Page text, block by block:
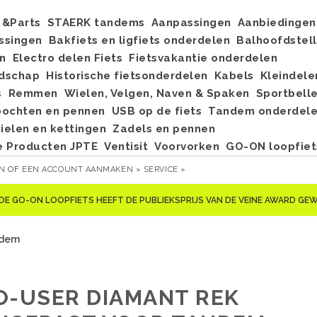
&Parts STAERK tandems Aanpassingen
Aanbiedingen
Bakfiets en ligfiets onderdelen
Electro delen Fiets
Fietsvakantie onderdelen
Historische fietsonderdelen Kabels
Remmen Wielen, Velgen, Naven & Spaken
en pennen
USB op de fiets
Tandem
en kettingen
Zadels en pennen
Producten JPTE Ventisit Voorvorken GO-ON
OF EEN ACCOUNT AANMAKEN » SERVICE »
GO-ON LOOPFIETS HEEFT DE PUBLIEKSPRIJS VAN DE VEINE AWARD
USER DIAMANT REK